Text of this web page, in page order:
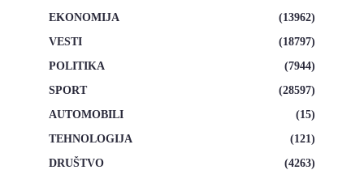
EKONOMIJA
(13962)
VESTI
(18797)
POLITIKA
(7944)
SPORT
(28597)
AUTOMOBILI
(15)
TEHNOLOGIJA
(121)
DRUŠTVO
(4263)